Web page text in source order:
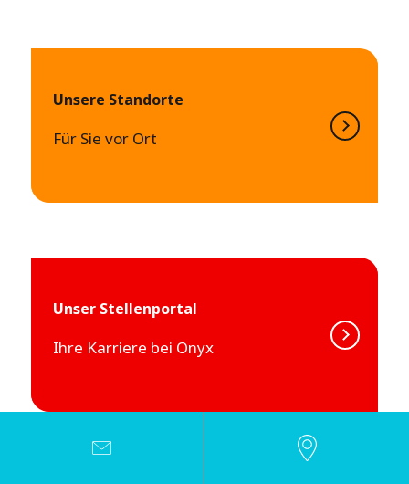
Unsere Standorte
Für Sie vor Ort
Unser Stellenportal
Ihre Karriere bei Onyx